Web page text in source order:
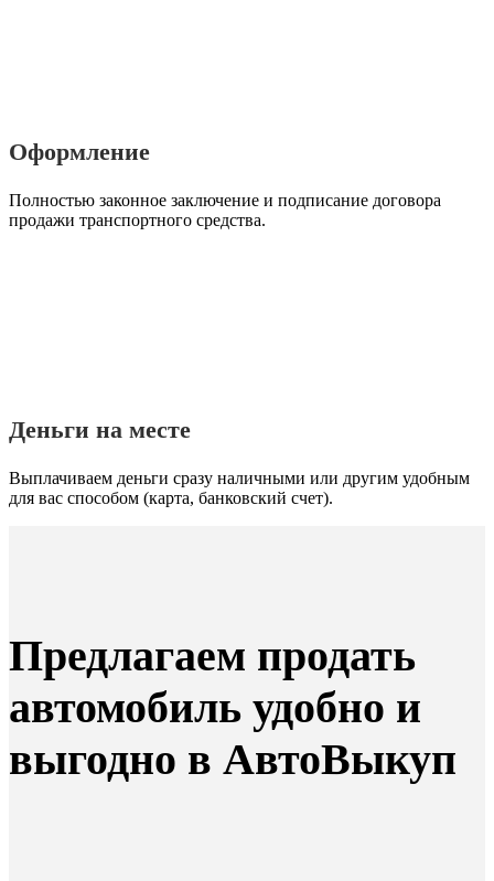
Оформление
Полностью законное заключение и подписание договора
продажи транспортного средства.
Деньги на месте
Выплачиваем деньги сразу наличными или другим удобным
для вас способом (карта, банковский счет).
Предлагаем продать
автомобиль удобно и
выгодно в АвтоВыкуп